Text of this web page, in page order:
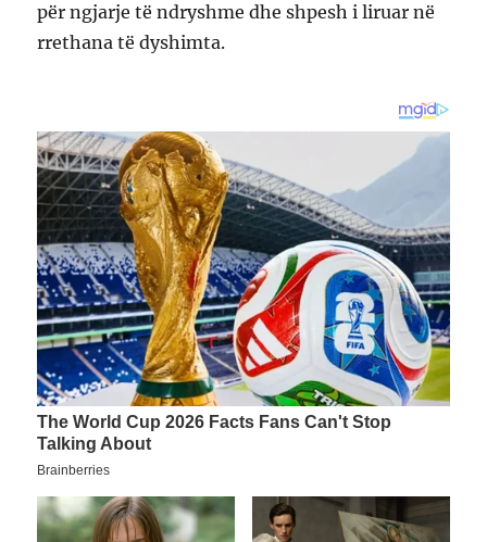
për ngjarje të ndryshme dhe shpesh i liruar në
rrethana të dyshimta.